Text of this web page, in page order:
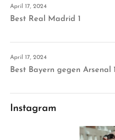
April 17, 2024
Best Real Madrid 1
April 17, 2024
Best Bayern gegen Arsenal 1
Instagram